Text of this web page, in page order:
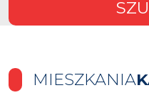
MIESZKANIA